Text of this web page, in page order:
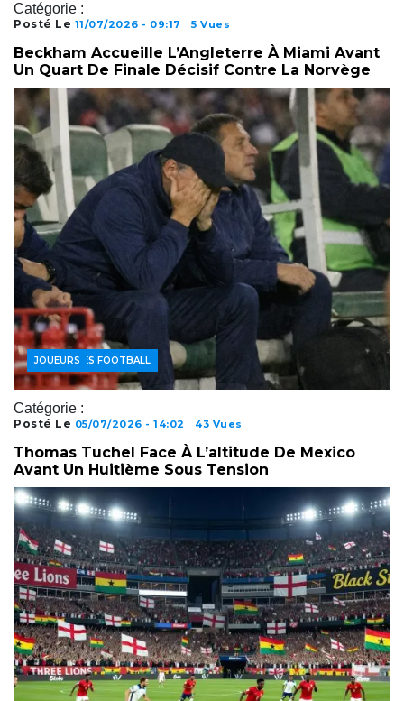
Catégorie :
Posté Le 11/07/2026 - 09:17 5 Vues
Beckham Accueille L’Angleterre À Miami Avant
Un Quart De Finale Décisif Contre La Norvège
Catégorie :
ACTUALITÉS FOOTBALL
JOUEURS
Posté Le 05/07/2026 - 14:02 43 Vues
Thomas Tuchel Face À L’altitude De Mexico
Avant Un Huitième Sous Tension